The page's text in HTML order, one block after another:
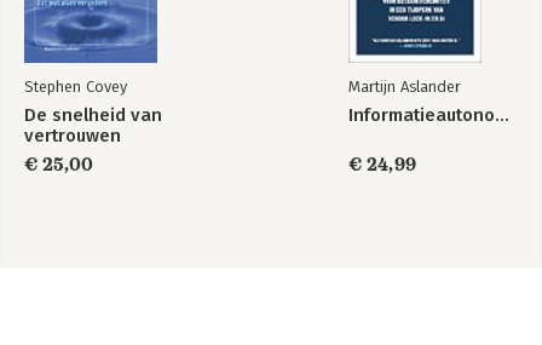
Stephen Covey
De snelheid van
vertrouwen
€ 25,00
Martijn Aslander
Informatieautonomie
€ 24,99